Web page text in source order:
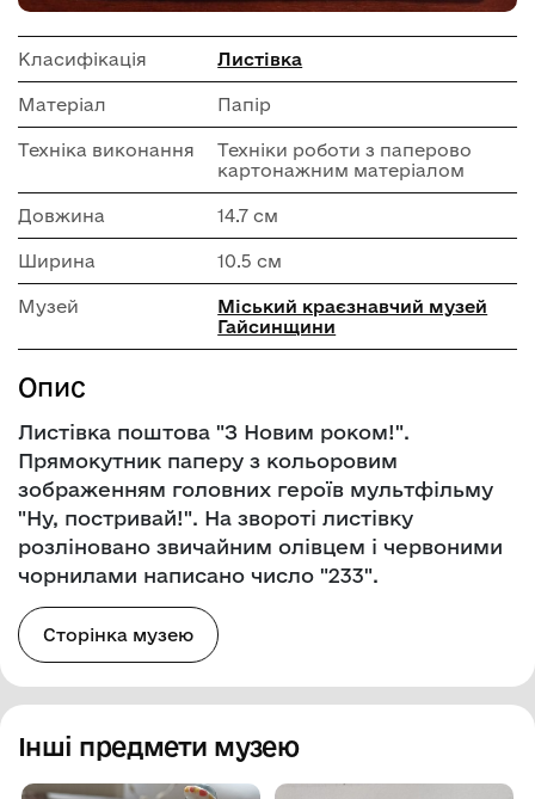
Класифікація Листівка
Матеріал Папір
Техніка виконання
Техніки роботи з паперово
картонажним матеріалом
Довжина 14.7 см
Ширина 10.5 см
Музей
Міський краєзнавчий музей
Гайсинщини
Опис
Листівка поштова "З Новим роком!".
Прямокутник паперу з кольоровим
зображенням головних героїв мультфільму
"Ну, постривай!". На звороті листівку
розліновано звичайним олівцем і червоними
чорнилами написано число "233".
Сторінка музею
Інші предмети музею